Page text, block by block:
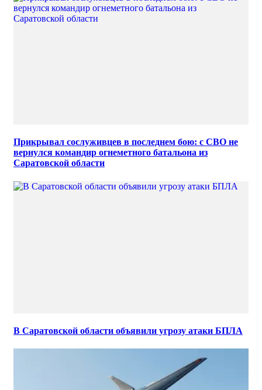
Прикрывал сослуживцев в последнем бою: с СВО не
вернулся командир огнеметного батальона из
Саратовской области
В Саратовской области объявили угрозу атаки БПЛА